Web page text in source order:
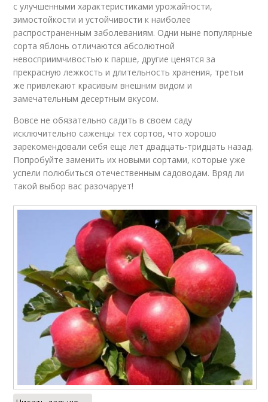
с улучшенными характеристиками урожайности,
зимостойкости и устойчивости к наиболее
распространенным заболеваниям. Одни ныне популярные
сорта яблонь отличаются абсолютной
невосприимчивостью к парше, другие ценятся за
прекрасную лежкость и длительность хранения, третьи
же привлекают красивым внешним видом и
замечательным десертным вкусом.
Вовсе не обязательно садить в своем саду
исключительно саженцы тех сортов, что хорошо
зарекомендовали себя еще лет двадцать-тридцать назад.
Попробуйте заменить их новыми сортами, которые уже
успели полюбиться отечественным садоводам. Вряд ли
такой выбор вас разочарует!